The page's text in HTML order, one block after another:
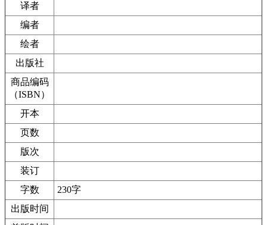
译者
编者
绘者
出版社
商品编码
（ISBN）
开本
页数
版次
装订
字数
230字
出版时间